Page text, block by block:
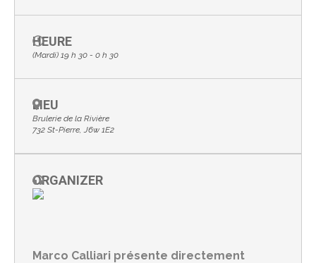
HEURE
(Mardi) 19 h 30 - 0 h 30
LIEU
Brulerie de la Rivière
732 St-Pierre, J6w 1E2
ORGANIZER
Marco Calliari présente directement